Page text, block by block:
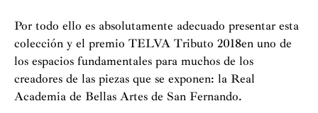
Por todo ello es absolutamente adecuado presentar esta
colección y el premio TELVA Tributo 2018en uno de
los espacios fundamentales para muchos de los
creadores de las piezas que se exponen: la Real
Academia de Bellas Artes de San Fernando.